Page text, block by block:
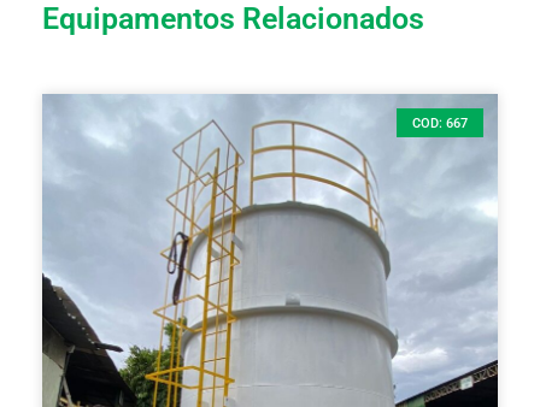
Equipamentos Relacionados
COD: 667